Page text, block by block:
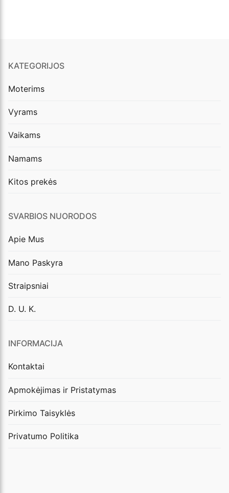
KATEGORIJOS
Moterims
Vyrams
Vaikams
Namams
Kitos prekės
SVARBIOS NUORODOS
Apie Mus
Mano Paskyra
Straipsniai
D. U. K.
INFORMACIJA
Kontaktai
Apmokėjimas ir Pristatymas
Pirkimo Taisyklės
Privatumo Politika